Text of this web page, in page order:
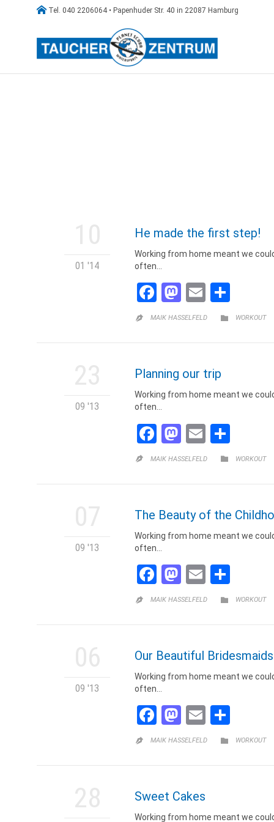
 Tel. 040 2206064 • Papenhuder Str. 40 in 22087 Hamburg
01 '14
He made the first step!
Working from home meant we
often…
Facebook
Mastodon
Email
 MAIK HASSELFELD  CATEGORY
WORKOUT
09 '13
Planning our trip
Working from home meant we
often…
Facebook
Mastodon
Email
 MAIK HASSELFELD  CATEGORY
WORKOUT
09 '13
The Beauty of the
Working from home meant we
often…
Facebook
Mastodon
Email
 MAIK HASSELFELD  CATEGORY
WORKOUT
09 '13
Our Beautiful Bridesmaids
Working from home meant we
often…
Facebook
Mastodon
Email
 MAIK HASSELFELD  CATEGORY
WORKOUT
Sweet Cakes
Working from home meant we